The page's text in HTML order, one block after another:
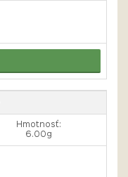
Hmotnosť:
6.00g